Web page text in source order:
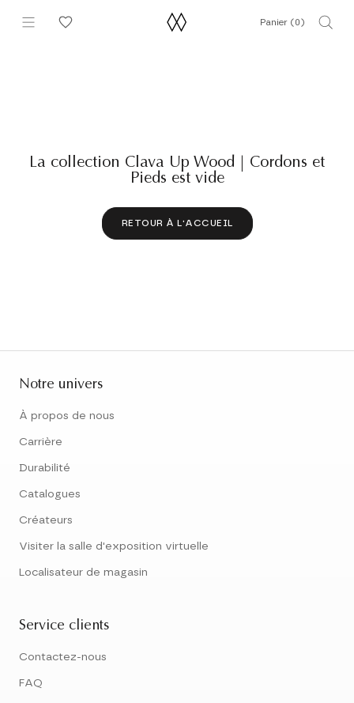
Panier (0)
La collection Clava Up Wood | Cordons et
Pieds est vide
RETOUR À L'ACCUEIL
Notre univers
À propos de nous
Carrière
Durabilité
Catalogues
Créateurs
Visiter la salle d'exposition virtuelle
Localisateur de magasin
Service clients
Contactez-nous
FAQ